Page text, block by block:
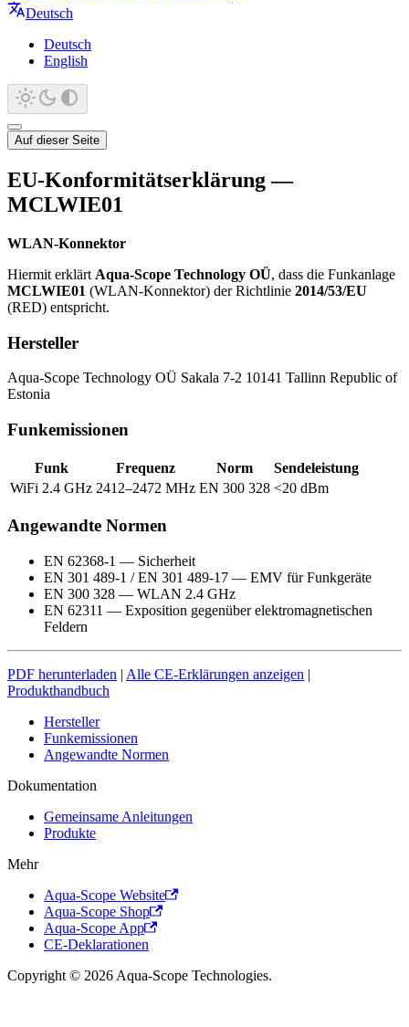
Deutsch
Deutsch
English
Auf dieser Seite
EU-Konformitätserklärung —
MCLWIE01
WLAN-Konnektor
Hiermit erklärt Aqua-Scope Technology OÜ, dass die Funkanlage
MCLWIE01 (WLAN-Konnektor) der Richtlinie 2014/53/EU
(RED) entspricht.
Hersteller
Aqua-Scope Technology OÜ Sakala 7-2 10141 Tallinn Republic of
Estonia
Funkemissionen
Funk Frequenz Norm
Sendeleistung
WiFi 2.4 GHz 2412–2472 MHz EN 300 328 <20 dBm
Angewandte Normen
EN 62368-1 — Sicherheit
EN 301 489-1 / EN 301 489-17 — EMV für Funkgeräte
EN 300 328 — WLAN 2.4 GHz
EN 62311 — Exposition gegenüber elektromagnetischen
Feldern
PDF herunterladen | Alle CE-Erklärungen anzeigen |
Produkthandbuch
Hersteller
Funkemissionen
Angewandte Normen
Dokumentation
Gemeinsame Anleitungen
Produkte
Mehr
Aqua-Scope Website
Aqua-Scope Shop
Aqua-Scope App
CE-Deklarationen
Copyright © 2026 Aqua-Scope Technologies.